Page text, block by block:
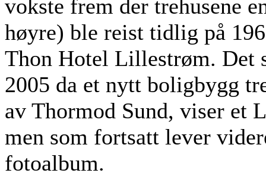
vokste frem der trehusene
høyre) ble reist tidlig på
Thon Hotel Lillestrøm. Det
2005 da et nytt boligbygg
av Thormod Sund, viser et
men som fortsatt lever
fotoalbum.